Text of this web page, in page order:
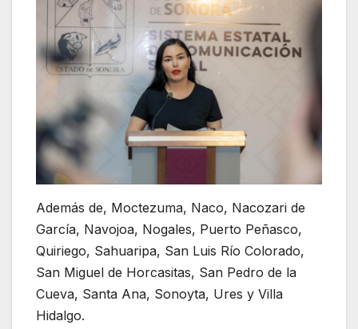
Además de, Moctezuma, Naco, Nacozari de
García, Navojoa, Nogales, Puerto Peñasco,
Quiriego, Sahuaripa, San Luis Río Colorado,
San Miguel de Horcasitas, San Pedro de la
Cueva, Santa Ana, Sonoyta, Ures y Villa
Hidalgo.